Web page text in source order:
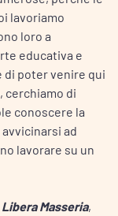
lavoriamo
loro a
educativa e
di poter venire qui
cerchiamo di
conoscere la
avvicinarsi ad
lavorare su un
Libera Masseria,